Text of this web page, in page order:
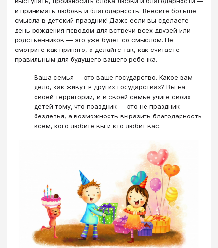
и принимать любовь и благодарность. Внесите больше
смысла в детский праздник! Даже если вы сделаете
день рождения поводом для встречи всех друзей или
родственников — это уже будет со смыслом. Не
смотрите как принято, а делайте так, как считаете
правильным для будущего вашего ребенка.
Ваша семья — это ваше государство. Какое вам
дело, как живут в других государствах? Вы на
своей территории, и в своей семье учите своих
детей тому, что праздник — это не праздник
безделья, а возможность выразить благодарность
всем, кого любите вы и кто любит вас.